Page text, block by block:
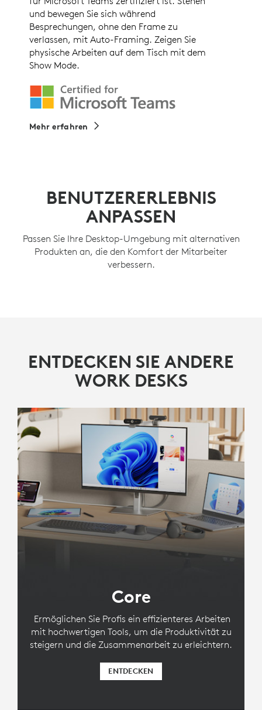
und bewegen Sie sich während
Besprechungen, ohne den Frame zu
verlassen, mit Auto-Framing. Zeigen Sie
physische Arbeiten auf dem Tisch mit dem
Show Mode.
Mehr erfahren
BENUTZERERLEBNIS
ANPASSEN
Passen Sie Ihre Desktop-Umgebung mit alternativen
Produkten an, die den Komfort der Mitarbeiter
verbessern.
ENTDECKEN SIE ANDERE
WORK DESKS
Core
Ermöglichen Sie Profis ein effizienteres Arbeiten
mit hochwertigen Tools, um die Produktivität zu
steigern und die Zusammenarbeit zu erleichtern.
ENTDECKEN